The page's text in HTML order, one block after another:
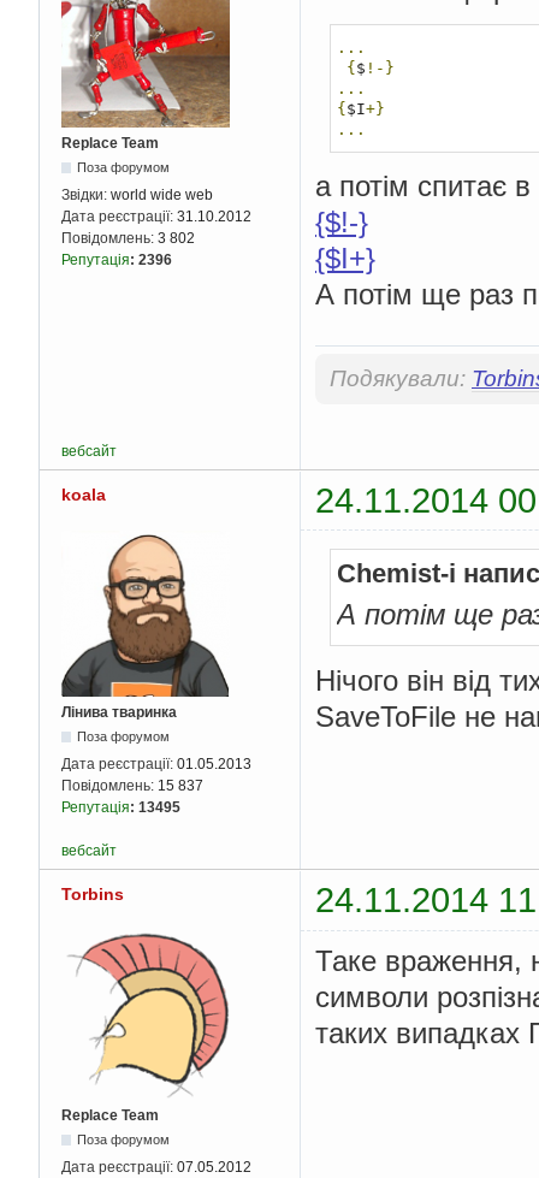
Replace Team
Поза форумом
Звідки: world wide web
Дата реєстрації: 31.10.2012
Повідомлень: 3 802
Репутація: 2396
...
{$ !-}
...
{$I+}
...
а потім спитає
{$!-}
{$I+}
А потім ще раз
Подякували:
вебсайт
koala 24.11.2014
Лінива тваринка
Поза форумом
Дата реєстрації: 01.05.2013
Повідомлень: 15 837
Репутація: 13495
Chemist-i
А потім ще
Нічого він від
SaveToFile не
вебсайт
Torbins 24.11.2014
Replace Team
Поза форумом
Дата реєстрації: 07.05.2012
Таке враження,
символи
таких випадках